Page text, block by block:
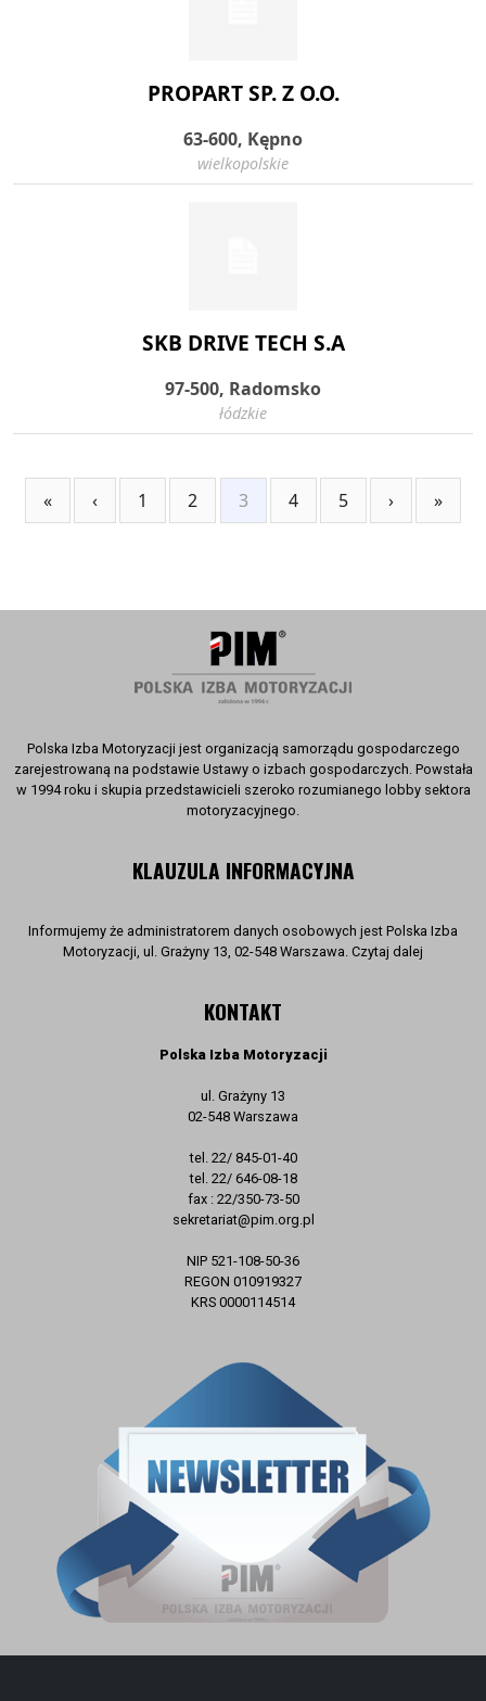
PROPART SP. Z O.O.
63-600, Kępno
wielkopolskie
SKB DRIVE TECH S.A
97-500, Radomsko
łódzkie
« ‹ 1 2 3 4 5 › »
Polska Izba Motoryzacji jest organizacją samorządu gospodarczego
zarejestrowaną na podstawie Ustawy o izbach gospodarczych. Powstała
w 1994 roku i skupia przedstawicieli szeroko rozumianego lobby sektora
motoryzacyjnego.
KLAUZULA INFORMACYJNA
Informujemy że administratorem danych osobowych jest Polska Izba
Motoryzacji, ul. Grażyny 13, 02-548 Warszawa. Czytaj dalej
KONTAKT
Polska Izba Motoryzacji
ul. Grażyny 13
02-548 Warszawa
tel. 22/ 845-01-40
tel. 22/ 646-08-18
fax : 22/350-73-50
sekretariat@pim.org.pl
NIP 521-108-50-36
REGON 010919327
KRS 0000114514
ZAPISZ SIĘ DO NEWSLETTERA
E-mail
Zapisz się